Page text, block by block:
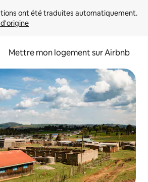
Mettre mon logement sur Airbnb